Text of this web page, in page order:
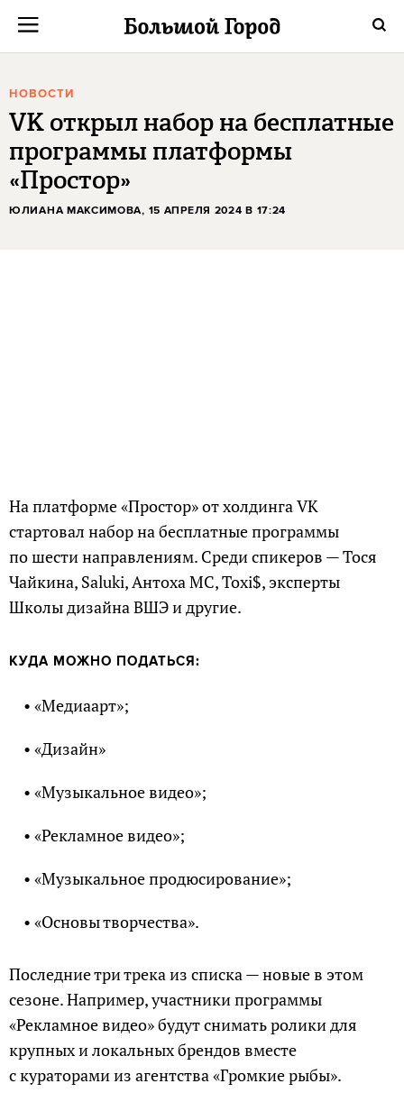
НОВОСТИ
VK открыл набор на бесплатные
программы платформы
«Простор»
ЮЛИАНА МАКСИМОВА, 15 АПРЕЛЯ 2024 В 17:24
На платформе «Простор» от холдинга VK
стартовал набор на бесплатные программы
по шести направлениям. Среди спикеров — Тося
Чайкина, Saluki, Антоха МС, Toxi$, эксперты
Школы дизайна ВШЭ и другие.
КУДА МОЖНО ПОДАТЬСЯ:
• «Медиаарт»;
• «Дизайн»
• «Музыкальное видео»;
• «Рекламное видео»;
• «Музыкальное продюсирование»;
• «Основы творчества».
Последние три трека из списка — новые в этом
сезоне. Например, участники программы
«Рекламное видео» будут снимать ролики для
крупных и локальных брендов вместе
с кураторами из агентства «Громкие рыбы».